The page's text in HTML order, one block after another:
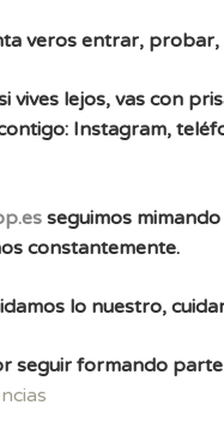
veros entrar,
vives lejos, vas con
Instagram,
seguimos
constantemente.
lo nuestro,
seguir formando